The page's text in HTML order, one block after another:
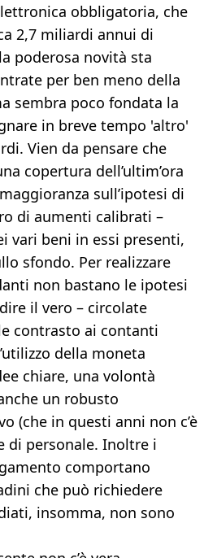
obbligatoria, che
2,7 miliardi annui di
poderosa novità sta
per ben meno della
sembra poco fondata la
in breve tempo 'altro'
Vien da pensare che
copertura dell’ultim’ora
sull’ipotesi di
di aumenti calibrati –
vari beni in essi presenti,
sfondo. Per realizzare
non bastano le ipotesi
il vero – circolate
contrasto ai contanti
della moneta
chiare, una volontà
un robusto
(che in questi anni non c’è
di personale. Inoltre i
comportano
che può richiedere
insomma, non sono